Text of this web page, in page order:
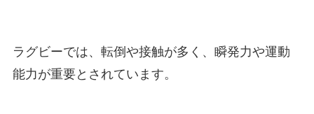
ラグビーでは、転倒や接触が多く、瞬発力や運動
能力が重要とされています。